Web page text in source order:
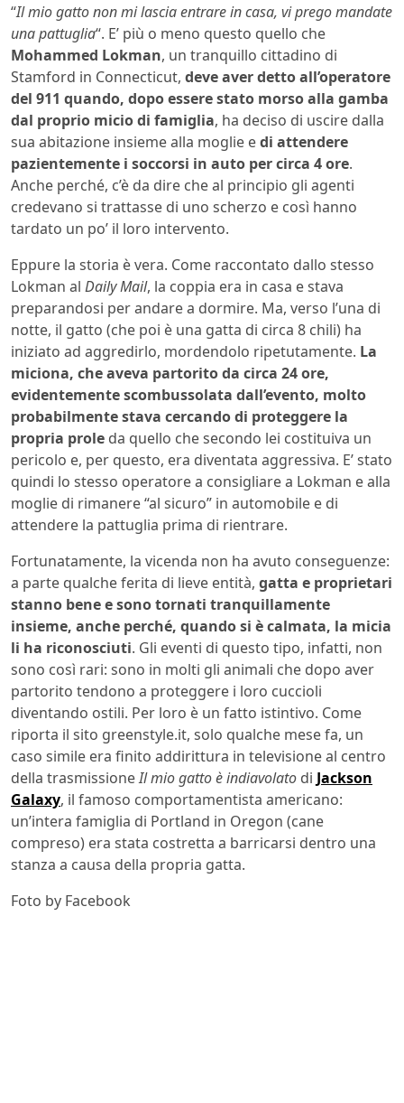
“Il mio gatto non mi lascia entrare in casa, vi prego mandate
una pattuglia“. E’ più o meno questo quello che
Mohammed Lokman, un tranquillo cittadino di
Stamford in Connecticut, deve aver detto all’operatore
del 911 quando, dopo essere stato morso alla gamba
dal proprio micio di famiglia, ha deciso di uscire dalla
sua abitazione insieme alla moglie edi attendere
pazientemente i soccorsi in auto per circa 4 ore.
Anche perché, c’è da dire che al principio gli agenti
credevano si trattasse di uno scherzo e così hanno
tardato un po’ il loro intervento.
Eppure la storia è vera. Come raccontato dallo stesso
Lokman al Daily Mail, la coppia era in casa e stava
preparandosi per andare a dormire. Ma, verso l’una di
notte, il gatto (che poi è una gatta di circa 8 chili) ha
iniziato ad aggredirlo, mordendolo ripetutamente. La
miciona, che aveva partorito da circa 24 ore,
evidentemente scombussolata dall’evento, molto
probabilmente stava cercando di proteggere la
propria prole da quello che secondo lei costituiva un
pericolo e, per questo, era diventata aggressiva. E’ stato
quindi lo stesso operatore a consigliare a Lokman e alla
moglie di rimanere “al sicuro” in automobile e di
attendere la pattuglia prima di rientrare.
Fortunatamente, la vicenda non ha avuto conseguenze:
a parte qualche ferita di lieve entità, gatta e proprietari
stanno bene e sono tornati tranquillamente
insieme, anche perché, quando si è calmata, la micia
li ha riconosciuti. Gli eventi di questo tipo, infatti, non
sono così rari: sono in molti gli animali che dopo aver
partorito tendono a proteggere i loro cuccioli
diventando ostili. Per loro è un fatto istintivo. Come
riporta il sito greenstyle.it, solo qualche mese fa, un
caso simile era finito addirittura in televisione al centro
della trasmissioneIl mio gatto è indiavolato di Jackson
Galaxy, il famoso comportamentista americano:
un’intera famiglia di Portland in Oregon (cane
compreso) era stata costretta a barricarsi dentro una
stanza a causa della propria gatta.
Foto by Facebook